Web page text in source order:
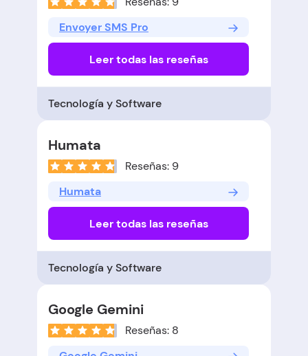
Envoyer SMS Pro
Leer todas las reseñas
Tecnología y Software
Humata
Reseñas: 9
Humata
Leer todas las reseñas
Tecnología y Software
Google Gemini
Reseñas: 8